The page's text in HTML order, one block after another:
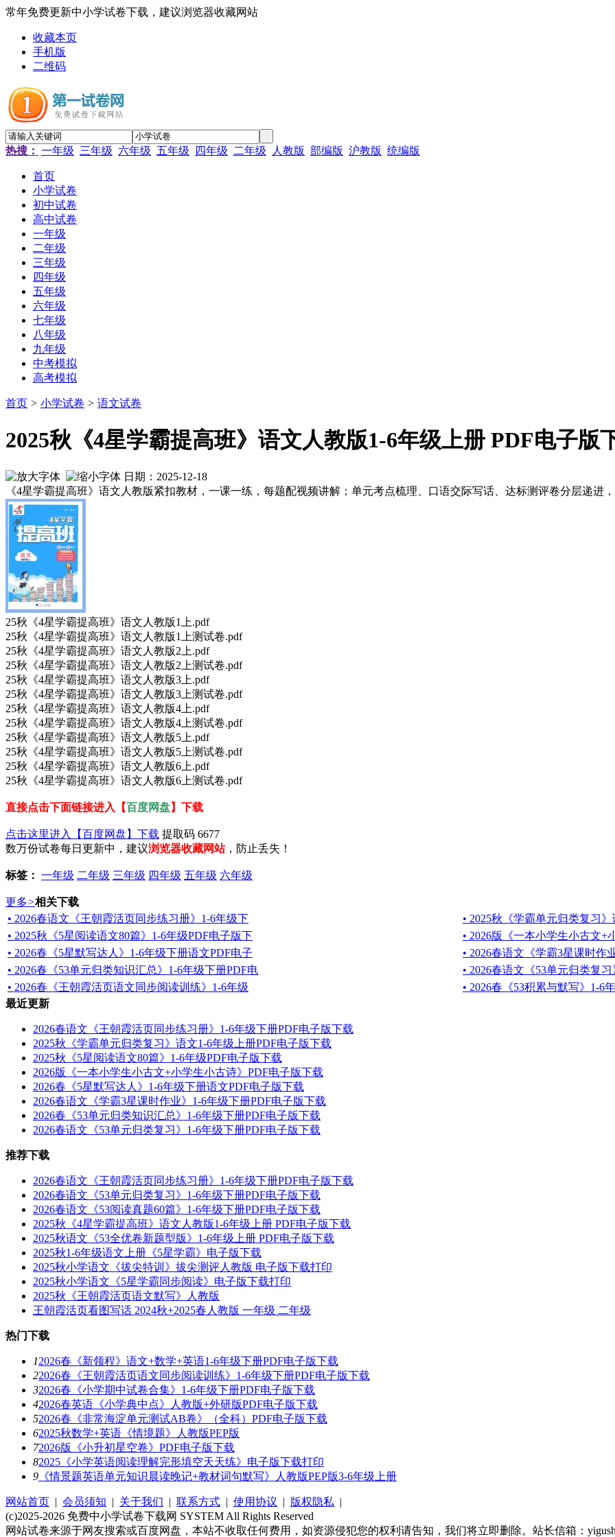
常年免费更新中小学试卷下载，建议浏览器收藏网站
收藏本页
手机版
二维码
热搜： 一年级 三年级 六年级 五年级 四年级 二年级 人教版 部编版 沪教版 统编版
首页
小学试卷
初中试卷
高中试卷
一年级
二年级
三年级
四年级
五年级
六年级
七年级
八年级
九年级
中考模拟
高考模拟
首页 > 小学试卷 > 语文试卷
2025秋《4星学霸提高班》语文人教版1-6年级上册 PDF电子版
日期：2025-12-18
《4星学霸提高班》语文人教版紧扣教材，一课一练，每题配视频讲解；单元考点梳理、口语交际写话、达标测评卷分层递进
25秋《4星学霸提高班》语文人教版1上.pdf
25秋《4星学霸提高班》语文人教版1上测试卷.pdf
25秋《4星学霸提高班》语文人教版2上.pdf
25秋《4星学霸提高班》语文人教版2上测试卷.pdf
25秋《4星学霸提高班》语文人教版3上.pdf
25秋《4星学霸提高班》语文人教版3上测试卷.pdf
25秋《4星学霸提高班》语文人教版4上.pdf
25秋《4星学霸提高班》语文人教版4上测试卷.pdf
25秋《4星学霸提高班》语文人教版5上.pdf
25秋《4星学霸提高班》语文人教版5上测试卷.pdf
25秋《4星学霸提高班》语文人教版6上.pdf
25秋《4星学霸提高班》语文人教版6上测试卷.pdf
直接点击下面链接进入【百度网盘】下载
点击这里进入【百度网盘】下载 提取码 6677
数万份试卷每日更新中，建议浏览器收藏网站，防止丢失！
标签： 一年级 二年级 三年级 四年级 五年级 六年级
更多>相关下载
• 2026春语文《王朝霞活页同步练习册》1-6年级下
• 2025秋《学霸单元归类复习
• 2025秋《5星阅读语文80篇》1-6年级PDF电子版下
• 2026版《一本小学生小古文+
• 2026春《5星默写达人》1-6年级下册语文PDF电子
• 2026春语文《学霸3星课时作
• 2026春《53单元归类知识汇总》1-6年级下册PDF电
• 2026春语文《53单元归类复
• 2026春《王朝霞活页语文同步阅读训练》1-6年级
• 2026春《53积累与默写》1-6
最近更新
2026春语文《王朝霞活页同步练习册》1-6年级下册PDF电子版下载
2025秋《学霸单元归类复习》语文1-6年级上册PDF电子版下载
2025秋《5星阅读语文80篇》1-6年级PDF电子版下载
2026版《一本小学生小古文+小学生小古诗》PDF电子版下载
2026春《5星默写达人》1-6年级下册语文PDF电子版下载
2026春语文《学霸3星课时作业》1-6年级下册PDF电子版下载
2026春《53单元归类知识汇总》1-6年级下册PDF电子版下载
2026春语文《53单元归类复习》1-6年级下册PDF电子版下载
推荐下载
2026春语文《王朝霞活页同步练习册》1-6年级下册PDF电子版下载
2026春语文《53单元归类复习》1-6年级下册PDF电子版下载
2026春语文《53阅读真题60篇》1-6年级下册PDF电子版下载
2025秋《4星学霸提高班》语文人教版1-6年级上册 PDF电子版下载
2025秋语文《53全优卷新题型版》1-6年级上册 PDF电子版下载
2025秋1-6年级语文上册《5星学霸》电子版下载
2025秋小学语文《拔尖特训》拔尖测评人教版 电子版下载打印
2025秋小学语文《5星学霸同步阅读》电子版下载打印
2025秋《王朝霞活页语文默写》人教版
王朝霞活页看图写话 2024秋+2025春人教版 一年级 二年级
热门下载
12026春《新领程》语文+数学+英语1-6年级下册PDF电子版下载
22026春《王朝霞活页语文同步阅读训练》1-6年级下册PDF电子版下载
32026春《小学期中试卷合集》1-6年级下册PDF电子版下载
42026春英语《小学典中点》人教版+外研版PDF电子版下载
52026春《非常海淀单元测试AB卷》（全科）PDF电子版下载
62025秋数学+英语《情境题》人教版PEP版
72026版《小升初星空卷》PDF电子版下载
82025《小学英语阅读理解完形填空天天练》电子版下载打印
9 《情景题英语单元知识晨读晚记+教材词句默写》人教版PEP版3-6年级上册
网站首页 | 会员须知 | 关于我们 | 联系方式 | 使用协议 | 版权隐私 |
(c)2025-2026 免费中小学试卷下载网 SYSTEM All Rights Reserved
网站试卷来源于网友搜索或百度网盘，本站不收取任何费用，如资源侵犯您的权利请告知，我们将立即删除。站长信箱：